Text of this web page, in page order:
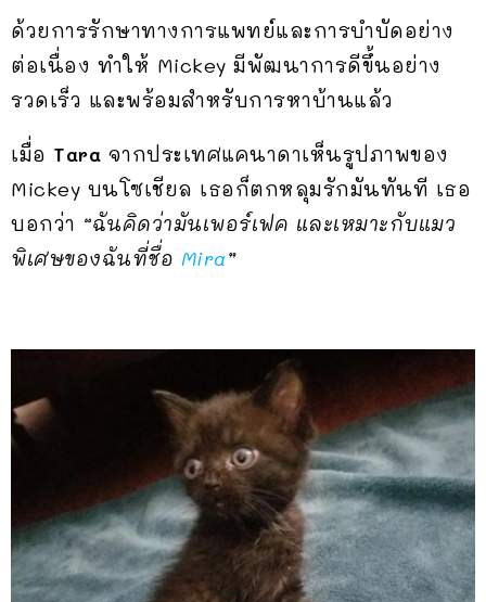
ด้วยการรักษาทางการแพทย์และการบำบัดอย่าง
ต่อเนื่อง ทำให้ Mickey มีพัฒนาการดีขึ้นอย่าง
รวดเร็ว และพร้อมสำหรับการหาบ้านแล้ว
เมื่อ Tara จากประเทศแคนาดาเห็นรูปภาพของ
Mickey บนโซเชียล เธอก็ตกหลุมรักมันทันที เธอ
บอกว่า “ฉันคิดว่ามันเพอร์เฟค และเหมาะกับแมว
พิเศษของฉันที่ชื่อ Mira”